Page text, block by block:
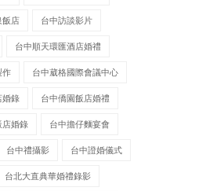
飯店 台中訪談影片
台中順天環匯酒店婚禮
作 台中葳格國際會議中心
婚錄 台中僑園飯店婚禮
店婚錄 台中擔仔麵宴會
台中禮攝影 台中證婚儀式
台北大直典華婚禮錄影